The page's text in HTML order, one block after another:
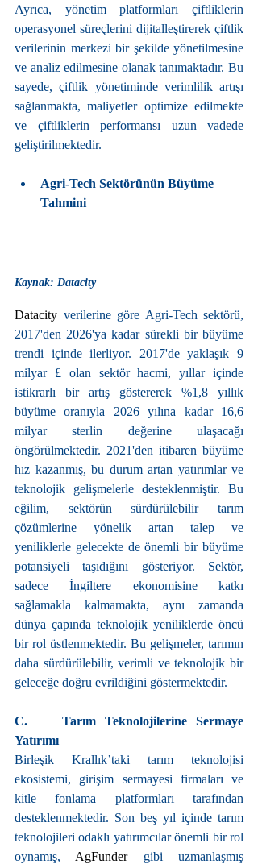
Ayrıca, yönetim platformları çiftliklerin
operasyonel süreçlerini dijitalleştirerek çiftlik
verilerinin merkezi bir şekilde yönetilmesine
ve analiz edilmesine olanak tanımaktadır. Bu
sayede, çiftlik yönetiminde verimlilik artışı
sağlanmakta, maliyetler optimize edilmekte
ve çiftliklerin performansı uzun vadede
geliştirilmektedir.
Agri-Tech Sektörünün Büyüme
Tahmini
Kaynak: Datacity
Datacity verilerine göre Agri-Tech sektörü,
2017'den 2026'ya kadar sürekli bir büyüme
trendi içinde ilerliyor. 2017'de yaklaşık 9
milyar £ olan sektör hacmi, yıllar içinde
istikrarlı bir artış göstererek %1,8 yıllık
büyüme oranıyla 2026 yılına kadar 16,6
milyar sterlin değerine ulaşacağı
öngörülmektedir. 2021'den itibaren büyüme
hız kazanmış, bu durum artan yatırımlar ve
teknolojik gelişmelerle desteklenmiştir. Bu
eğilim, sektörün sürdürülebilir tarım
çözümlerine yönelik artan talep ve
yeniliklerle gelecekte de önemli bir büyüme
potansiyeli taşıdığını gösteriyor. Sektör,
sadece İngiltere ekonomisine katkı
sağlamakla kalmamakta, aynı zamanda
dünya çapında teknolojik yeniliklerde öncü
bir rol üstlenmektedir. Bu gelişmeler, tarımın
daha sürdürülebilir, verimli ve teknolojik bir
geleceğe doğru evrildiğini göstermektedir.
C.    Tarım Teknolojilerine Sermaye
Yatırımı
Birleşik Krallık’taki tarım teknolojisi
ekosistemi, girişim sermayesi firmaları ve
kitle fonlama platformları tarafından
desteklenmektedir. Son beş yıl içinde tarım
teknolojileri odaklı yatırımcılar önemli bir rol
oynamış, AgFunder gibi uzmanlaşmış